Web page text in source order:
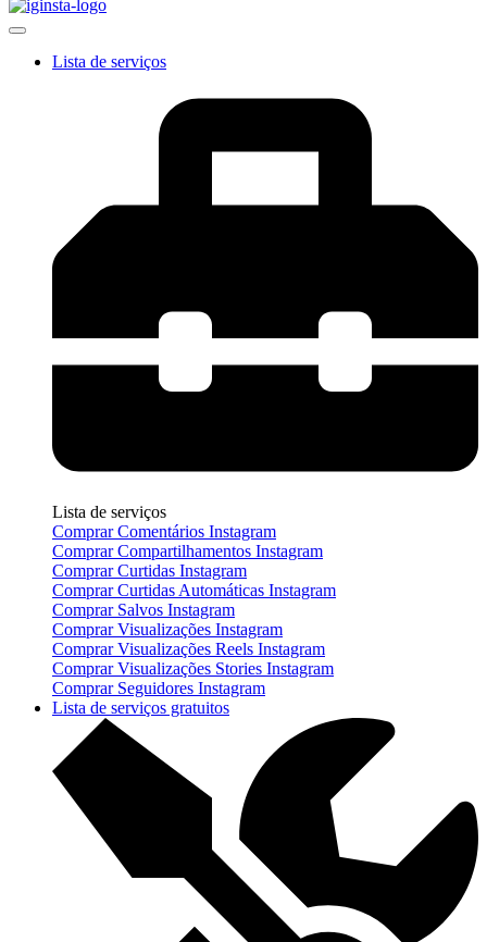
Lista de serviços
Lista de serviços
Comprar Comentários Instagram
Comprar Compartilhamentos Instagram
Comprar Curtidas Instagram
Comprar Curtidas Automáticas Instagram
Comprar Salvos Instagram
Comprar Visualizações Instagram
Comprar Visualizações Reels Instagram
Comprar Visualizações Stories Instagram
Comprar Seguidores Instagram
Lista de serviços gratuitos